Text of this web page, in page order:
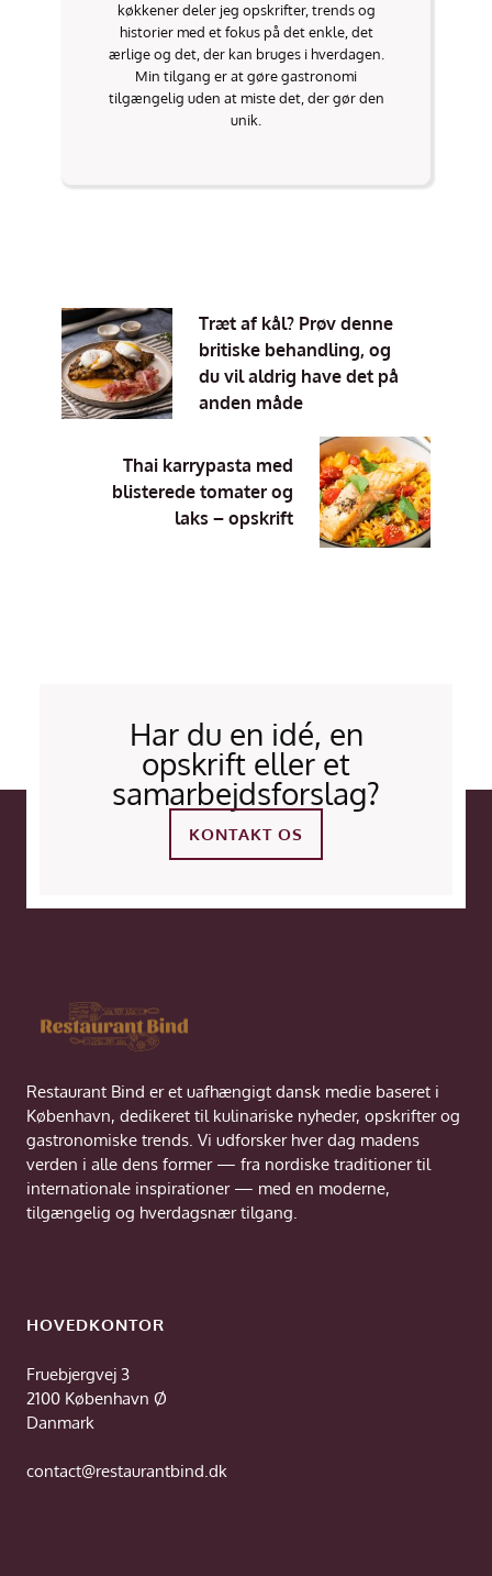
køkkener deler jeg opskrifter, trends og
historier med et fokus på det enkle, det
ærlige og det, der kan bruges i hverdagen.
Min tilgang er at gøre gastronomi
tilgængelig uden at miste det, der gør den
unik.
Træt af kål? Prøv denne
britiske behandling, og
du vil aldrig have det på
anden måde
Thai karrypasta med
blisterede tomater og
laks – opskrift
Har du en idé, en
opskrift eller et
samarbejdsforslag?
KONTAKT OS
Restaurant Bind er et uafhængigt dansk medie baseret i
København, dedikeret til kulinariske nyheder, opskrifter og
gastronomiske trends. Vi udforsker hver dag madens
verden i alle dens former — fra nordiske traditioner til
internationale inspirationer — med en moderne,
tilgængelig og hverdagsnær tilgang.
HOVEDKONTOR
Fruebjergvej 3
2100 København Ø
Danmark
contact@restaurantbind.dk